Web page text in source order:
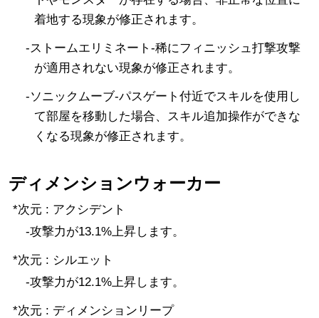
着地する現象が修正されます。
-ストームエリミネート-稀にフィニッシュ打撃攻撃
が適用されない現象が修正されます。
-ソニックムーブ-パスゲート付近でスキルを使用し
て部屋を移動した場合、スキル追加操作ができな
くなる現象が修正されます。
ディメンションウォーカー
*次元 : アクシデント
-攻撃力が13.1%上昇します。
*次元 : シルエット
-攻撃力が12.1%上昇します。
*次元 : ディメンションリープ